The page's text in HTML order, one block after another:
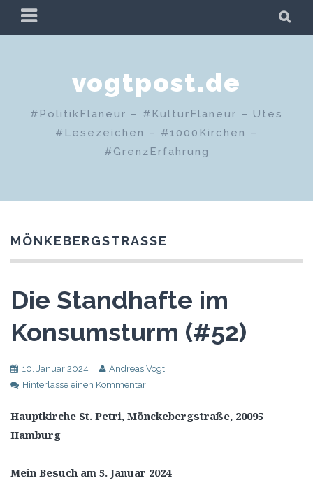
Zum
PRIMÄRES
MENÜ
vogtpost.de
#PolitikFlaneur – #KulturFlaneur – Utes
#Lesezeichen – #1000Kirchen –
#GrenzErfahrung
MÖNKEBERGSTRASSE
Die Standhafte im
Konsumsturm (#52)
10. Januar 2024
Andreas Vogt
Hinterlasse einen Kommentar
Hauptkirche St. Petri, Mönckebergstraße, 20095
Hamburg
Mein Besuch am 5. Januar 2024